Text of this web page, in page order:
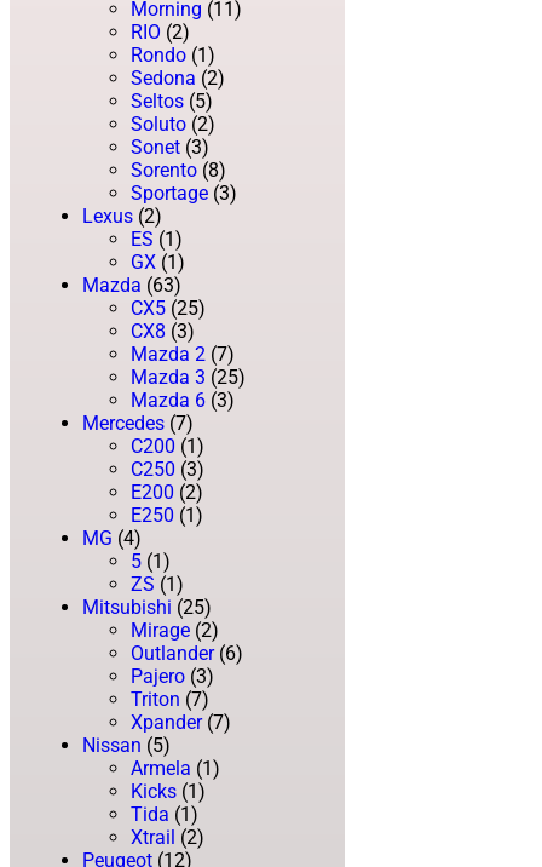
Morning (11)
RIO (2)
Rondo (1)
Sedona (2)
Seltos (5)
Soluto (2)
Sonet (3)
Sorento (8)
Sportage (3)
Lexus (2)
ES (1)
GX (1)
Mazda (63)
CX5 (25)
CX8 (3)
Mazda 2 (7)
Mazda 3 (25)
Mazda 6 (3)
Mercedes (7)
C200 (1)
C250 (3)
E200 (2)
E250 (1)
MG (4)
5 (1)
ZS (1)
Mitsubishi (25)
Mirage (2)
Outlander (6)
Pajero (3)
Triton (7)
Xpander (7)
Nissan (5)
Armela (1)
Kicks (1)
Tida (1)
Xtrail (2)
Peugeot (12)